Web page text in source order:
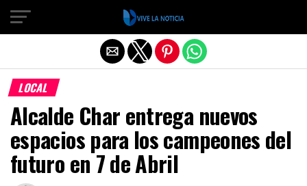
LOCAL
Alcalde Char entrega nuevos
espacios para los campeones del
futuro en 7 de Abril
Salir de la versión móvil